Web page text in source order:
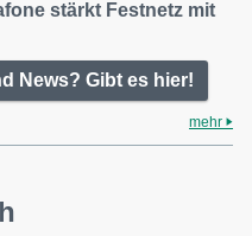
stärkt Festnetz mit
News? Gibt es hier!
mehr